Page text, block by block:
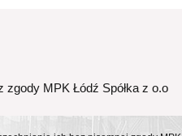
zgody MPK Łódź Spółka z o.o